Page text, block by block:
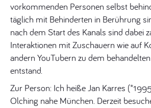
vorkommenden Personen selbst
täglich mit Behinderten in Berührung
nach dem Start des Kanals sind dabei
Interaktionen mit Zuschauern wie auf
andern YouTubern zu dem
entstand.
Zur Person: Ich heiße Jan Karres
Olching nahe München. Derzeit